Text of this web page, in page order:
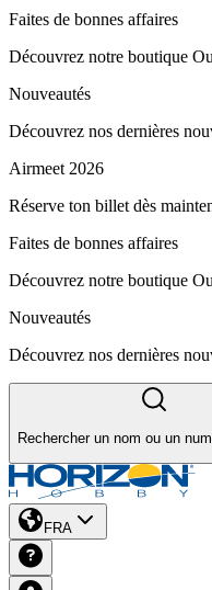
Faites de bonnes affaires
Découvrez notre boutique
Nouveautés
Découvrez nos dernières
Airmeet 2026
Réserve ton billet dès
Faites de bonnes affaires
Découvrez notre boutique
Nouveautés
Découvrez nos dernières
Rechercher un nom ou un
FRA